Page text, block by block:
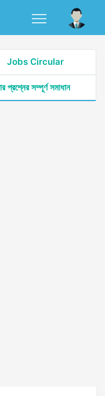
Jobs Circular
প্রশ্নের সম্পূর্ণ সমাধান